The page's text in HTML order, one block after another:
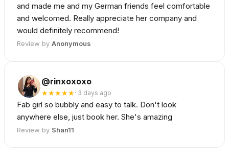
and made me and my German friends feel comfortable
and welcomed. Really appreciate her company and
would definitely recommend!
Review by Anonymous
@rinxoxoxo
★★★★★· 3 days ago
Fab girl so bubbly and easy to talk. Don't look
anywhere else, just book her. She's amazing
Review by Shan11